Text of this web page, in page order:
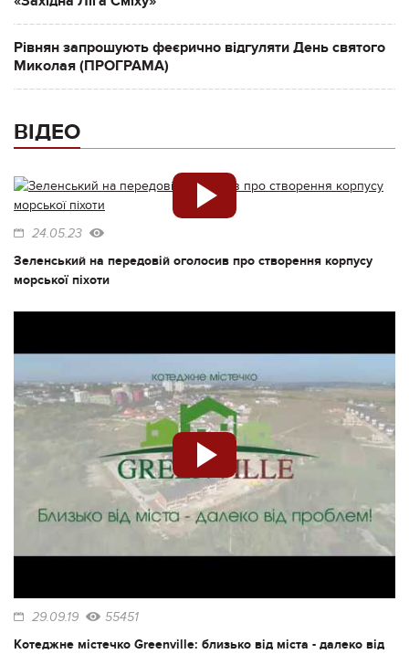
Рівнян запрошують феєрично відгуляти День святого
Миколая (ПРОГРАМА)
ВІДЕО
24.05.23
Зеленський на передовій оголосив про створення корпусу
морської піхоти
29.09.19 55451
Котеджне містечко Greenville: близько від міста - далеко від